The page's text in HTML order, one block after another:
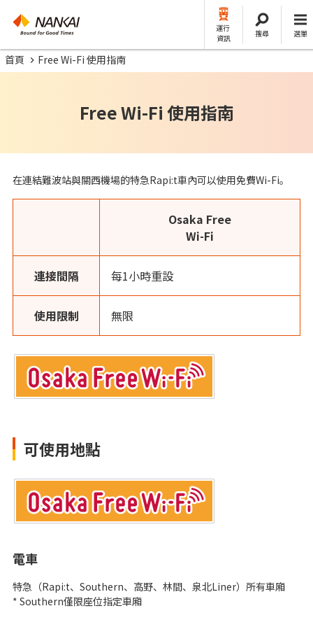
運行
資訊
搜尋 選單
首頁 Free Wi-Fi 使用指南
Free Wi-Fi 使用指南
在連結難波站與關西機場的特急Rapi:t車內可以使用免費Wi-Fi。
Osaka Free
Wi-Fi
連接間隔 每1小時重設
使用限制 無限
可使用地點
電車
特急（Rapi:t、Southern、高野、林間、泉北Liner）所有車廂
* Southern僅限座位指定車廂